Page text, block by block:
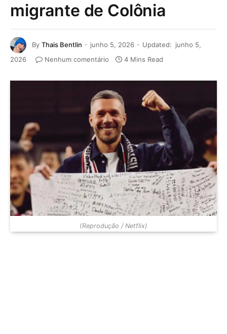
migrante de Colônia
By Thais Bentlin junho 5, 2026 Updated: junho 5,
2026
Nenhum comentário 4 Mins Read
(Reprodução / Netflix)